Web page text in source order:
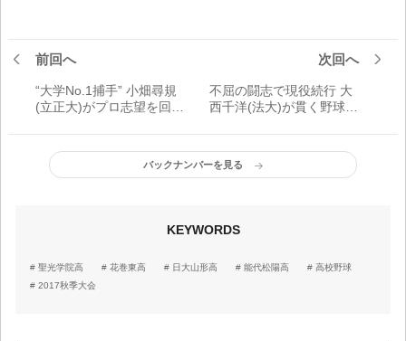
前回へ
“大学No.1捕手” 小畑尋規
(立正大)がプロ志望を回避
次回へ
不屈の闘志で現役続行 大
西千洋(法大)が貫く野球に
バックナンバーを見る
KEYWORDS
聖光学院高 花巻東高 日大山形高 能代松陽高
高校野球
2017秋季大会